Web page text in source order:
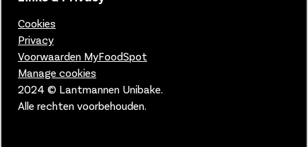
Cookies
Privacy
Voorwaarden MyFoodSpot
Manage cookies
2024 © Lantmannen Unibake.
Alle rechten voorbehouden.